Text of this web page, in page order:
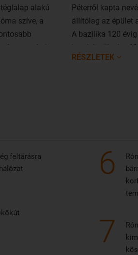
alakú
szíve, a
volt. Itt
a
Péterről kapta
állítólag az épület
A bazilika 120
ban készült el, s 60
befogadására
RÉSZLETEK
feltárásra
6
7